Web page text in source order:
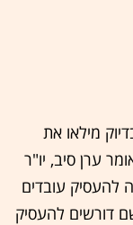
מילאו את
ערן סיב, יו"ר
להעסיק עובדים
דורשים להעסיק